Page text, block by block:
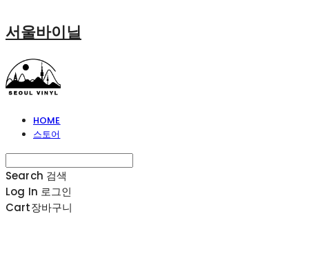
서울바이닐
HOME
스토어
Search 검색
Log In 로그인
Cart장바구니